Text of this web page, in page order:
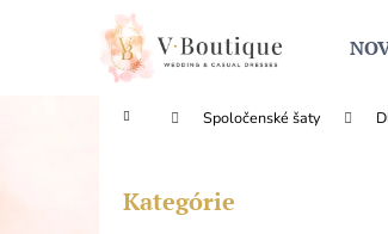
Domov Spoločenské šaty
Preskočiť
kategórie
Kategórie
Späť
Späť